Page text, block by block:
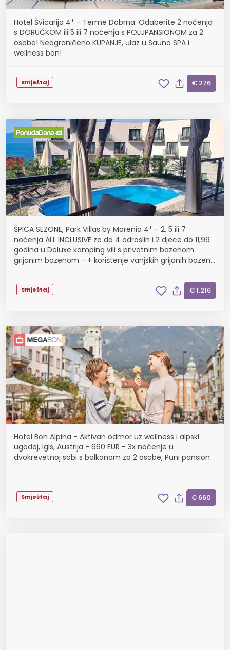
Hotel Švicarija 4* - Terme Dobrna: Odaberite 2 noćenja
s DORUČKOM ili 5 ili 7 noćenja s POLUPANSIONOM za 2
osobe! Neograničeno KUPANJE, ulaz u Sauna SPA i
wellness bon!
Smještaj € 276
ŠPICA SEZONE, Park Villas by Morenia 4* - 2, 5 ili 7
noćenja ALL INCLUSIVE za do 4 odraslih i 2 djece do 11,99
godina u Deluxe kamping vili s privatnim bazenom
grijanim bazenom - + korištenje vanjskih grijanih bazena
Smještaj € 1.216
Hotel Bon Alpina - Aktivan odmor uz wellness i alpski
ugođaj, Igls, Austrija - 660 EUR - 3x noćenje u
dvokrevetnoj sobi s balkonom za 2 osobe, Puni pansion
Smještaj € 660